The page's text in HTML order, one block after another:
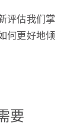
评估我们掌
何更好地倾
要